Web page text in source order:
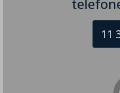
11
Cefaleia Pós-
Tique Nervoso e